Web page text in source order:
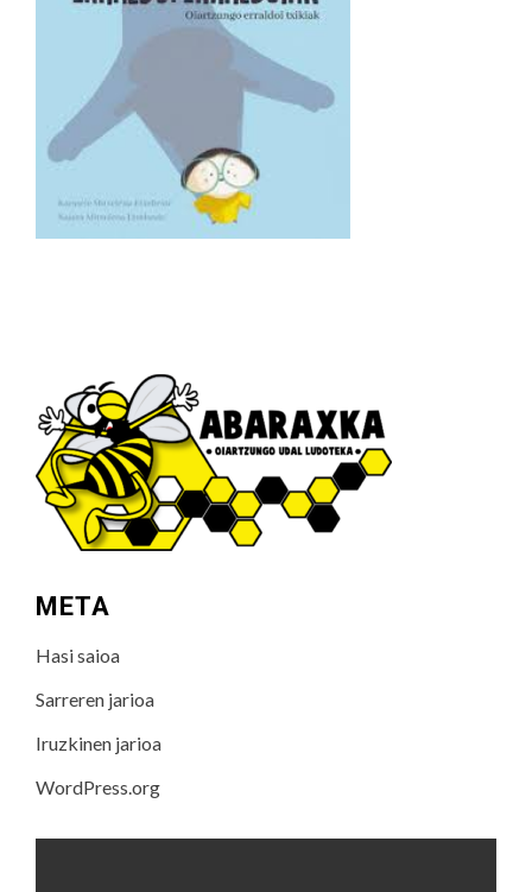
META
Hasi saioa
Sarreren jarioa
Iruzkinen jarioa
WordPress.org